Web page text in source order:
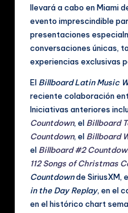
llevará a cabo en Miami
evento imprescindible
presentaciones
conversaciones únicas,
experiencias exclusivas
El Billboard Latin Music
reciente colaboración
Iniciativas anteriores
Countdown, el Billboard
Countdown, el Billboard
el Billboard #2
112 Songs of Christmas
Countdownde SiriusXM,
in the Day Replay, en el
en el histórico chart